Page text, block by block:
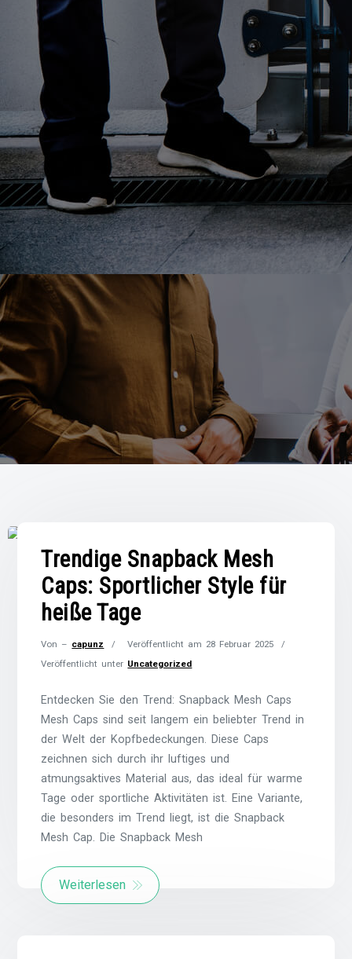
Trendige Snapback Mesh
Caps: Sportlicher Style für
heiße Tage
Von – capunz Veröffentlicht am 28 Februar 2025
Veröffentlicht unter Uncategorized
Entdecken Sie den Trend: Snapback Mesh Caps
Mesh Caps sind seit langem ein beliebter Trend in
der Welt der Kopfbedeckungen. Diese Caps
zeichnen sich durch ihr luftiges und
atmungsaktives Material aus, das ideal für warme
Tage oder sportliche Aktivitäten ist. Eine Variante,
die besonders im Trend liegt, ist die Snapback
Mesh Cap. Die Snapback Mesh
Weiterlesen